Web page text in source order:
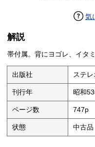
気
解説
帯付属。背にヨゴレ、イタ
出版社 ステ
刊行年 昭和
ページ数 747p
状態 中古品